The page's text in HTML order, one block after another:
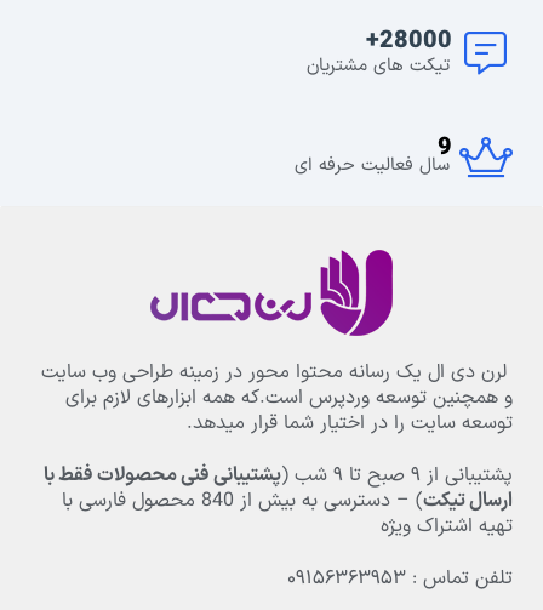
28000+
تیکت های مشتریان
9
سال فعالیت حرفه ای
لرن دی ال یک رسانه محتوا محور در زمینه طراحی وب سایت
و همچنین توسعه وردپرس است.که همه ابزارهای لازم برای
توسعه سایت را در اختیار شما قرار میدهد.
پشتیبانی از ۹ صبح تا ۹ شب (پشتیبانی فنی محصولات فقط با
ارسال تیکت) – دسترسی به بیش از 840 محصول فارسی با
تهیه اشتراک ویژه
تلفن تماس : ۰۹۱۵۶۳۶۳۹۵۳